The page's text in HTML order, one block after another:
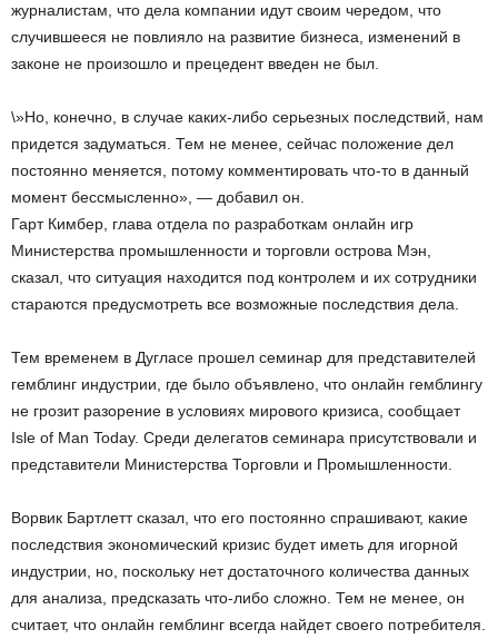
журналистам, что дела компании идут своим чередом, что
случившееся не повлияло на развитие бизнеса, изменений в
законе не произошло и прецедент введен не был.
\»Но, конечно, в случае каких-либо серьезных последствий, нам
придется задуматься. Тем не менее, сейчас положение дел
постоянно меняется, потому комментировать что-то в данный
момент бессмысленно», — добавил он.
Гарт Кимбер, глава отдела по разработкам онлайн игр
Министерства промышленности и торговли острова Мэн,
сказал, что ситуация находится под контролем и их сотрудники
стараются предусмотреть все возможные последствия дела.
Тем временем в Дугласе прошел семинар для представителей
гемблинг индустрии, где было объявлено, что онлайн гемблингу
не грозит разорение в условиях мирового кризиса, сообщает
Isle of Man Today. Среди делегатов семинара присутствовали и
представители Министерства Торговли и Промышленности.
Ворвик Бартлетт сказал, что его постоянно спрашивают, какие
последствия экономический кризис будет иметь для игорной
индустрии, но, поскольку нет достаточного количества данных
для анализа, предсказать что-либо сложно. Тем не менее, он
считает, что онлайн гемблинг всегда найдет своего потребителя.